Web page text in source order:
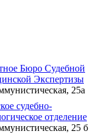
Бюро Судебной
Экспертизы
25а
судебно-
отделение
25 б